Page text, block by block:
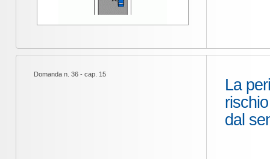
Domanda n. 36 - cap. 15
La
dal